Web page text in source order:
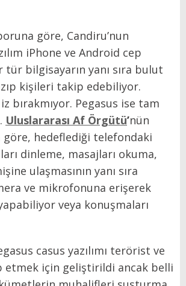
göre, Candiru’nun
iPhone ve Android cep
tür bilgisayarın yanı sıra bulut
kişileri takip edebiliyor.
bırakmıyor. Pegasus ise tam
Uluslararası Af Örgütü’nün
göre, hedeflediği telefondaki
dinleme, masajları okuma,
ulaşmasının yanı sıra
ve mikrofonuna erişerek
veya konuşmaları
casus yazılımı terörist ve
etmek için geliştirildi ancak belli